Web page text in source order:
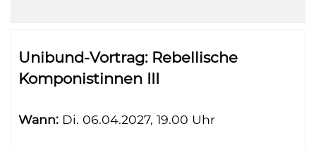
Unibund-Vortrag: Rebellische
Komponistinnen III
Wann: Di. 06.04.2027, 19.00 Uhr